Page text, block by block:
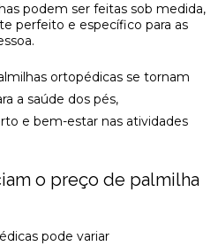
podem ser feitas sob medida,
perfeito e específico para as
ortopédicas se tornam
a saúde dos pés,
e bem-estar nas atividades
o preço de palmilha
pode variar
RJ PARA SUA SAÚDE